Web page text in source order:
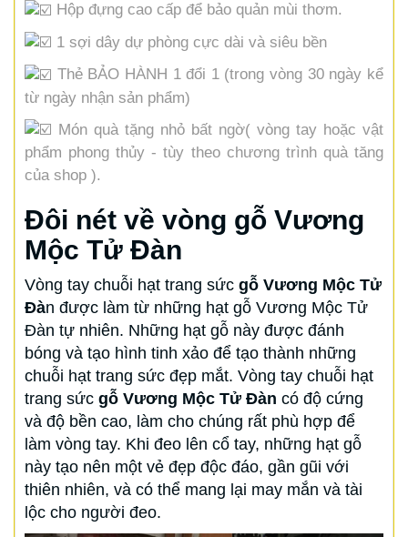
Hộp đựng cao cấp để bảo quản mùi thơm.
1 sợi dây dự phòng cực dài và siêu bền
Thẻ BẢO HÀNH 1 đổi 1 (trong vòng 30 ngày kể
từ ngày nhận sản phẩm)
Món quà tặng nhỏ bất ngờ( vòng tay hoặc vật
phẩm phong thủy - tùy theo chương trình quà tăng
của shop ).
Đôi nét về vòng gỗ Vương
Mộc Tử Đàn
Vòng tay chuỗi hạt trang sức gỗ Vương Mộc Tử
Đàn được làm từ những hạt gỗ Vương Mộc Tử
Đàn tự nhiên. Những hạt gỗ này được đánh
bóng và tạo hình tinh xảo để tạo thành những
chuỗi hạt trang sức đẹp mắt. Vòng tay chuỗi hạt
trang sức gỗ Vương Mộc Tử Đàn có độ cứng
và độ bền cao, làm cho chúng rất phù hợp để
làm vòng tay. Khi đeo lên cổ tay, những hạt gỗ
này tạo nên một vẻ đẹp độc đáo, gần gũi với
thiên nhiên, và có thể mang lại may mắn và tài
lộc cho người đeo.